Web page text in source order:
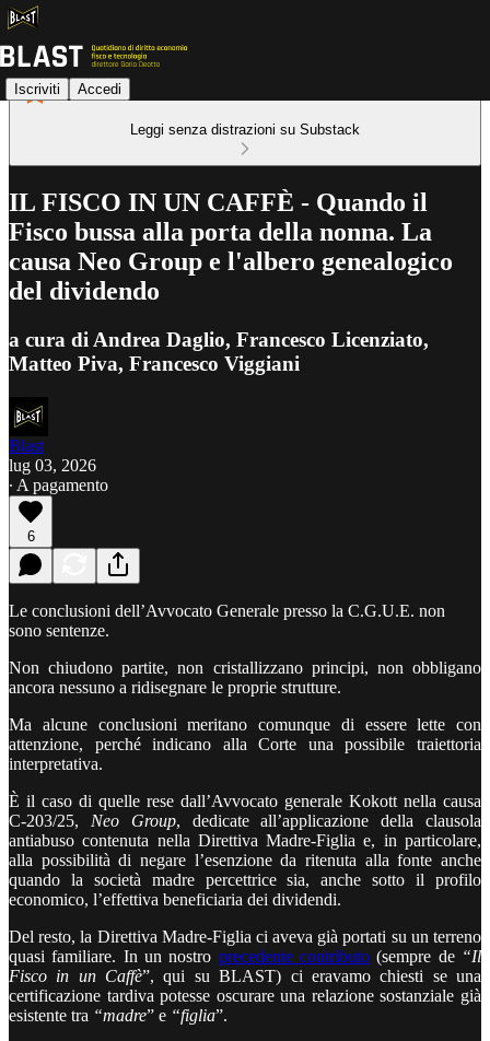
Iscriviti Accedi
Leggi senza distrazioni su Substack
IL FISCO IN UN CAFFÈ - Quando il
Fisco bussa alla porta della nonna. La
causa Neo Group e l'albero genealogico
del dividendo
a cura di Andrea Daglio, Francesco Licenziato,
Matteo Piva, Francesco Viggiani
Blast
lug 03, 2026
∙ A pagamento
6
Le conclusioni dell’Avvocato Generale presso la C.G.U.E. non
sono sentenze.
Non chiudono partite, non cristallizzano principi, non obbligano
ancora nessuno a ridisegnare le proprie strutture.
Ma alcune conclusioni meritano comunque di essere lette con
attenzione, perché indicano alla Corte una possibile traiettoria
interpretativa.
È il caso di quelle rese dall’Avvocato generale Kokott nella causa
C‑203/25, Neo Group, dedicate all’applicazione della clausola
antiabuso contenuta nella Direttiva Madre-Figlia e, in particolare,
alla possibilità di negare l’esenzione da ritenuta alla fonte anche
quando la società madre percettrice sia, anche sotto il profilo
economico, l’effettiva beneficiaria dei dividendi.
Del resto, la Direttiva Madre-Figlia ci aveva già portati su un terreno
quasi familiare. In un nostro precedente contributo (sempre de “Il
Fisco in un Caffè”, qui su BLAST) ci eravamo chiesti se una
certificazione tardiva potesse oscurare una relazione sostanziale già
esistente tra “madre” e “figlia”.